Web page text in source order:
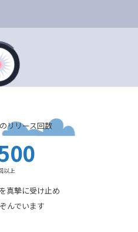
リリース回数
以上
真摯に受け止め
んでいます